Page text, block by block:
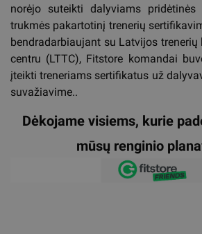
norėjo suteikti dalyviams
trukmės pakartotinį trenerių
bendradarbiaujant su Latvijos
centru (LTTC), Fitstore komandai
įteikti treneriams sertifikatus už
suvažiavime..
Dėkojame visiems, kurie
mūsų renginio